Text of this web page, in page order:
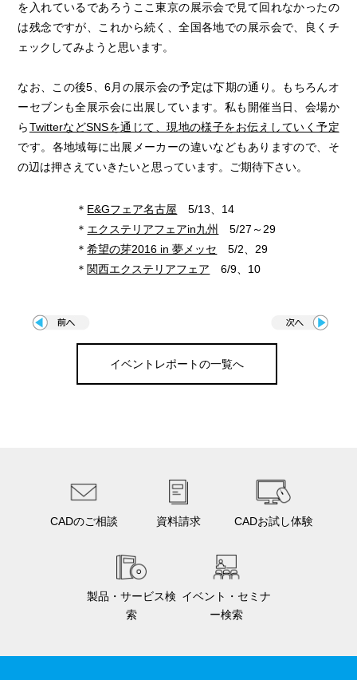
を入れているであろうここ東京の展示会で見て回れなかったの
は残念ですが、これから続く、全国各地での展示会で、良くチ
ェックしてみようと思います。
なお、この後5、6月の展示会の予定は下期の通り。もちろんオ
ーセブンも全展示会に出展しています。私も開催当日、会場か
らTwitterなどSNSを通じて、現地の様子をお伝えしていく予定
です。各地域毎に出展メーカーの違いなどもありますので、そ
の辺は押さえていきたいと思っています。ご期待下さい。
＊ E&Gフェア名古屋 5/13、14
＊ エクステリアフェアin九州
5/27～29
＊希望の芽2016 in 夢メッセ 5/2、29
＊ 関西エクステリアフェア 6/9、10
イベントレポートの一覧へ
CADのご相談 資料請求 CADお試し体験
製品・サービス検
索
イベント・セミナ
ー検索